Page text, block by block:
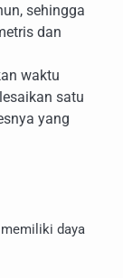
sehingga
dan
waktu
satu
yang
daya